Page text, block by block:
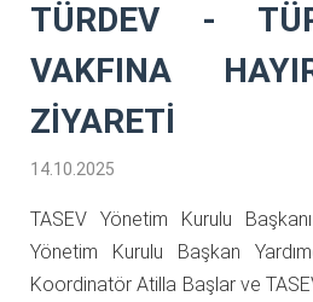
TÜRDEV -
VAKFINA
ZİYARETİ
14.10.2025
TASEV Yönetim Kurulu
Yönetim Kurulu Başkan
Koordinatör Atilla Başlar ve